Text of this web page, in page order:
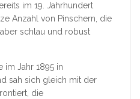
im 19. Jahrhundert
Anzahl von Pinschern, die
schlau und robust
im Jahr 1895 in
sah sich gleich mit der
die